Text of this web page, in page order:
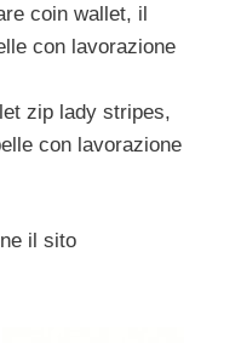
coin wallet, il
con lavorazione
zip lady stripes,
con lavorazione
il sito